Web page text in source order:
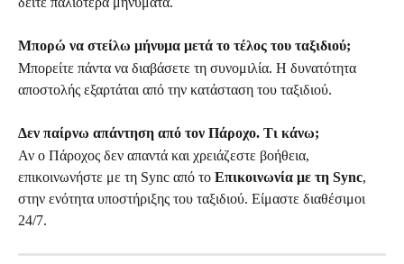
Μπορώ να στείλω μήνυμα μετά το τέλος του ταξιδιού;
Μπορείτε πάντα να διαβάσετε τη συνομιλία. Η δυνατότητα
αποστολής εξαρτάται από την κατάσταση του ταξιδιού.
Δεν παίρνω απάντηση από τον Πάροχο. Τι κάνω;
Αν ο Πάροχος δεν απαντά και χρειάζεστε βοήθεια,
επικοινωνήστε με τη Sync από το Επικοινωνία με τη Sync,
στην ενότητα υποστήριξης του ταξιδιού. Είμαστε διαθέσιμοι
24/7.